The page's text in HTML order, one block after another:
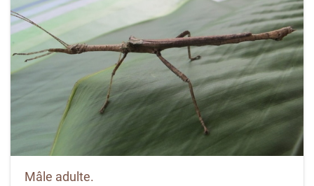
Mâle adulte.